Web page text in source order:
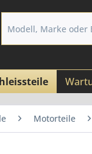
Motorteile